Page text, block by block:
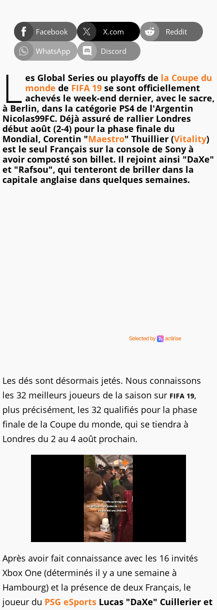
Facebook X.com
Reddit
WhatsApp
Discord
L es Global Series ou playoffs de la Coupe du
monde de FIFA 19 se sont officiellement
achevés le week-end dernier, avec le sacre,
à Berlin, dans la catégorie PS4 de l'Argentin
Nicolas99FC. Déjà assuré de rallier Londres
début août (2-4) pour la phase finale du
Mondial, Corentin "Maestro" Thuillier (Vitality)
est le seul Français sur la console de Sony à
avoir composté son billet. Il rejoint ainsi "DaXe"
et "Rafsou", qui tenteront de briller dans la
capitale anglaise dans quelques semaines.
Les dés sont désormais jetés. Nous connaissons
les 32 meilleurs joueurs de la saison sur FIFA 19,
plus précisément, les 32 qualifiés pour la phase
finale de la Coupe du monde, qui se tiendra à
Londres du 2 au 4 août prochain.
Après avoir fait connaissance avec les 16 invités
Xbox One (déterminés il y a une semaine à
Hambourg) et la présence de deux Français, le
joueur du PSG eSports Lucas "DaXe" Cuillerier et